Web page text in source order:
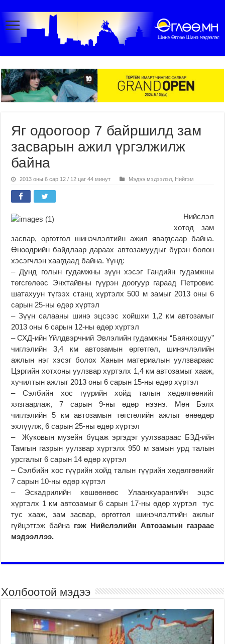
Яг одоогоор 7 байршилд зам
засварын ажил үргэлжилж
байна
2013 оны 6 сар 12 / 12 цаг 44 минут Мэдээ мэдээлэл Нийгэм
Нийслэл
хотод зам
засвар, өргөтгөл шинэчлэлтийн ажил явагдсаар байна.
Өнөөдрийн байдлаар дараах автозамуудыг бүрэн болон
хэсэгчлэн хаагдаад байна. Үүнд:
– Дунд голын гудамжны зүүн хэсэг Гандийн гудамжны
төгсгөлөөс Энхтайвны гүүрэн доогуур гараад Петровис
шатахуун түгээх станц хүртэлх 500 м замыг 2013 оны 6
сарын 25-ны өдөр хүртэл
– Зүүн салааны шинэ эцсээс хойшхи 1,2 км автозамыг
2013 оны 6 сарын 12-ны өдөр хүртэл
– СХД-ийн Үйлдвэрчний Эвлэлийн гудамжны “Баянхошуу”
чиглэлийн 3,4 км автозамын өргөтгөл, шинэчлэлийн
ажлын нэг хэсэг болох Ханын материалын уулзвараас
Цэргийн хотхоны уулзвар хүртэлх 1,4 км автозамыг хааж,
хучилтын ажлыг 2013 оны 6 сарын 15-ны өдөр хүртэл
– Сэлбийн хос гүүрийн хойд талын хөдөлгөөнийг
хязгаарлаж, 7 сарын 9-ны өдөр нээнэ. Мөн Бэлх
чиглэлийн 5 км автозамын төгсгөлийн ажлыг өнөөдөр
эхлүүлж, 6 сарын 25-ны өдөр хүртэл
– Жуковын музейн буцаж эргэдэг уулзвараас БЗД-ийн
Тамгын газрын уулзвар хүртэлх 950 м замын урд талын
урсгалыг 6 сарын 14 өдөр хүртэл
– Сэлбийн хос гүүрийн хойд талын гүүрийн хөдөлгөөнийг
7 сарын 10-ны өдөр хүртэл
– Эскадрилийн хөшөөнөөс Улаанхуарангийн эцэс
хүртэлх 1 км автозамыг 6 сарын 17-ны өдөр хүртэл тус
тус хааж, зам засвар, өргөтгөл шинэчлэлтийн ажлыг
гүйцэтгэж байна гэж Нийслэлийн Автозамын газраас
мэдээллээ.
Холбоотой мэдээ